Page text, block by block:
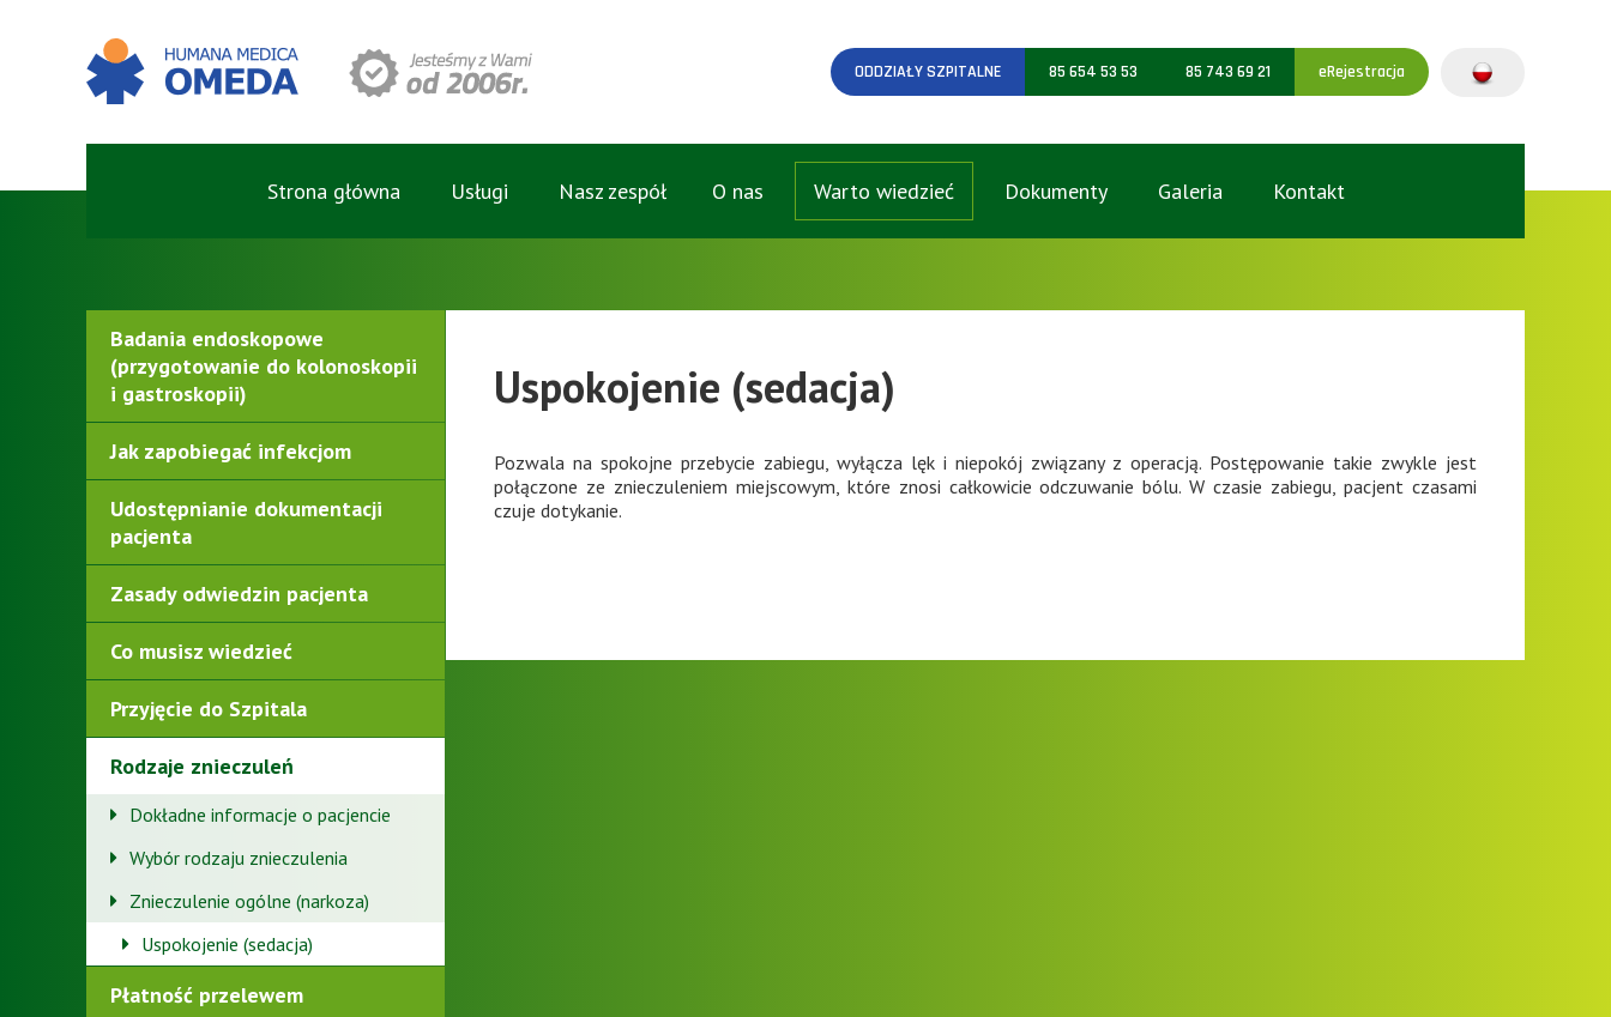
ODDZIAŁY SZPITALNE 85 654 53 53 85 743 69 21 eRejestracja
Strona główna Usługi Nasz zespół O nas Warto wiedzieć Dokumenty Galeria Kontakt
Badania endoskopowe
(przygotowanie do kolonoskopii
i gastroskopii)
Jak zapobiegać infekcjom
Udostępnianie dokumentacji
pacjenta
Zasady odwiedzin pacjenta
Co musisz wiedzieć
Przyjęcie do Szpitala
Rodzaje znieczuleń
Dokładne informacje o pacjencie
Wybór rodzaju znieczulenia
Znieczulenie ogólne (narkoza)
Uspokojenie (sedacja)
Płatność przelewem
Uspokojenie (sedacja)
Pozwala na spokojne przebycie zabiegu, wyłącza lęk i niepokój związany z operacją. Postępowanie takie zwykle jest
połączone ze znieczuleniem miejscowym, które znosi całkowicie odczuwanie bólu. W czasie zabiegu, pacjent czasami
czuje dotykanie.